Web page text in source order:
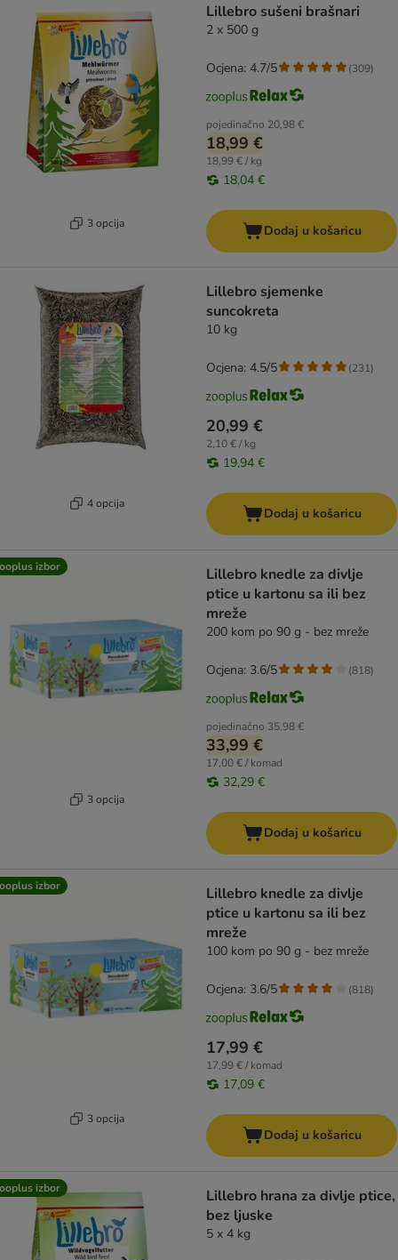
3 opcija
Lillebro sušeni brašnari
2 x 500 g
pojedinačno 20,98 €
18,99 €
18,99 € / kg
18,04 €
Ocjena: 4.7/5 (309)
Dodaj u košaricu
4 opcija
Lillebro sjemenke
suncokreta
10 kg
20,99 €
2,10 € / kg
19,94 €
Ocjena: 4.5/5 (231)
Dodaj u košaricu
izbor
3 opcija
Lillebro knedle za divlje
ptice u kartonu sa ili bez
mreže
200 kom po 90 g - bez mreže
pojedinačno 35,98 €
33,99 €
17,00 € / komad
32,29 €
Ocjena: 3.6/5 (818)
Dodaj u košaricu
izbor
3 opcija
Lillebro knedle za divlje
ptice u kartonu sa ili bez
mreže
100 kom po 90 g - bez mreže
17,99 €
17,99 € / komad
17,09 €
Ocjena: 3.6/5 (818)
Dodaj u košaricu
izbor
Lillebro hrana za divlje ptice,
bez ljuske
5 x 4 kg